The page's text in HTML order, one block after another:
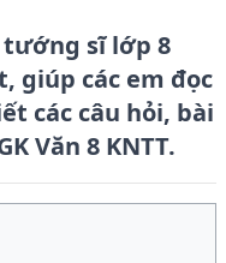
tướng sĩ lớp 8
giúp các em đọc
các câu hỏi, bài
Văn 8 KNTT.